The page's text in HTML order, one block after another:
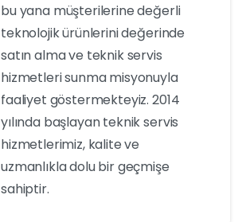
bu yana müşterilerine değerli
teknolojik ürünlerini değerinde
satın alma ve teknik servis
hizmetleri sunma misyonuyla
faaliyet göstermekteyiz. 2014
yılında başlayan teknik servis
hizmetlerimiz, kalite ve
uzmanlıkla dolu bir geçmişe
sahiptir.